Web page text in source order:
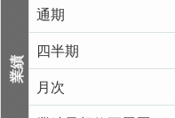
業績
通期
四半期
月次